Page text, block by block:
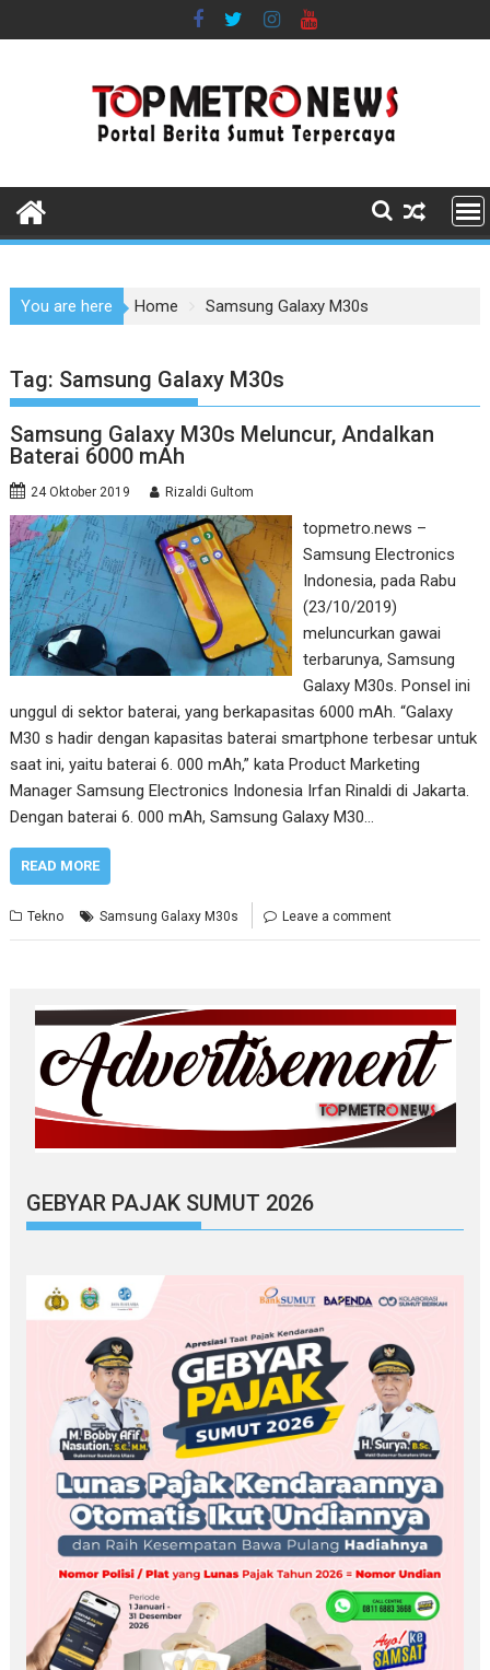
to
You are here Home Samsung Galaxy M30s
Tag: Samsung Galaxy M30s
Samsung Galaxy M30s Meluncur, Andalkan
Baterai 6000 mAh
24 Oktober 2019 Rizaldi Gultom
topmetro.news –
Samsung Electronics
Indonesia, pada Rabu
(23/10/2019)
meluncurkan gawai
terbarunya, Samsung
Galaxy M30s. Ponsel ini
unggul di sektor baterai, yang berkapasitas 6000 mAh. “Galaxy
M30 s hadir dengan kapasitas baterai smartphone terbesar untuk
saat ini, yaitu baterai 6. 000 mAh,” kata Product Marketing
Manager Samsung Electronics Indonesia Irfan Rinaldi di Jakarta.
Dengan baterai 6. 000 mAh, Samsung Galaxy M30…
READ MORE
Tekno Samsung Galaxy M30s Leave a comment
GEBYAR PAJAK SUMUT 2026